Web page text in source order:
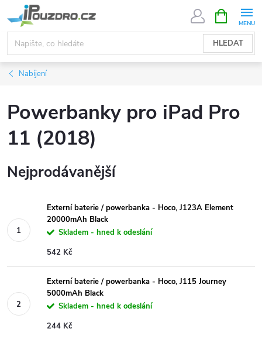
na
obsah
HLEDAT
NÁKUPNÍ
KOŠÍK
Nabíjení
Powerbanky pro iPad Pro
11 (2018)
Nejprodávanější
Externí baterie / powerbanka - Hoco, J123A Element
20000mAh Black
Skladem - hned k odeslání
542 Kč
Externí baterie / powerbanka - Hoco, J115 Journey
5000mAh Black
Skladem - hned k odeslání
244 Kč